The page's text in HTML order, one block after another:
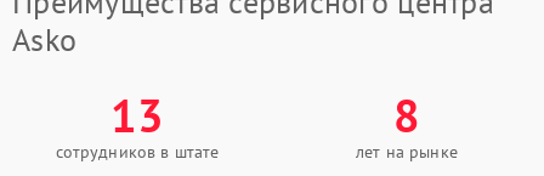
Asko
13
сотрудников в штате
8
лет на рынке